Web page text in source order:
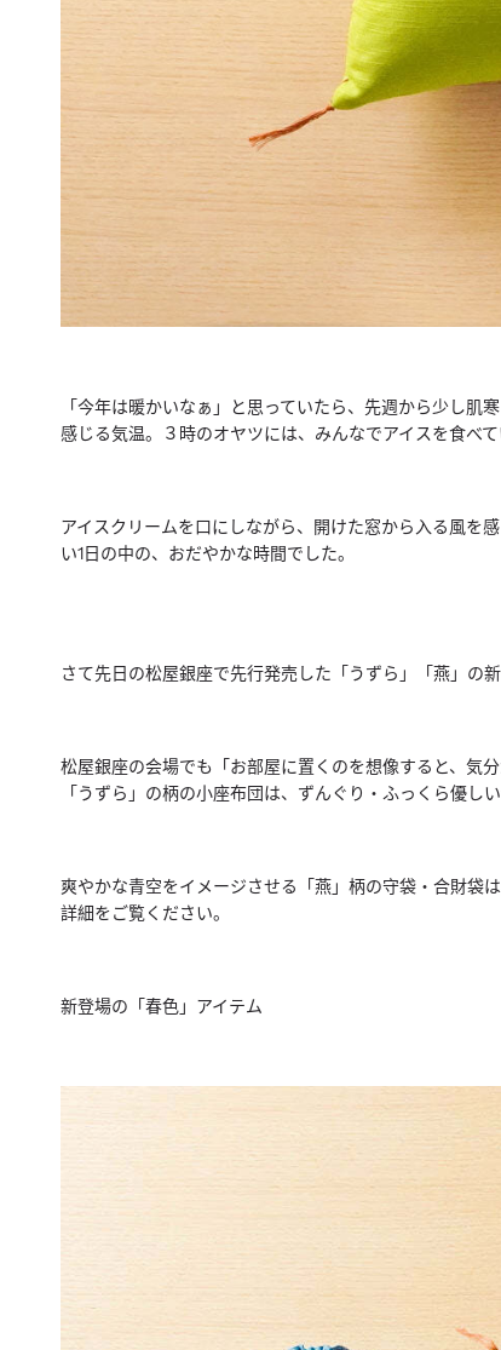
「今年は暖かいなぁ」と思っていたら、 先週から少し肌
感じる気温。
３時のオヤツには、みんなでアイスを食べて
アイスクリームを口にしながら、 開けた窓から入る風を
い1日の中の、 おだやかな時間でした。
さて先日の松屋銀座で先行発売した「うずら」「燕」 の
松屋銀座の会場でも「お部屋に置くのを想像すると、 気
「うずら」の柄の小座布団は、ずんぐり・ ふっくら優し
爽やかな青空をイメージさせる「燕」柄の守袋・合財袋は
詳細をご覧ください。
新登場の「春色」アイテム